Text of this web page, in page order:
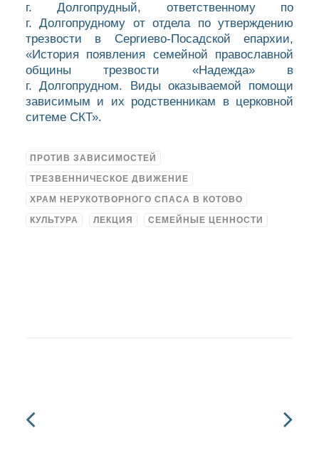
г. Долгопрудный, ответственному по
г. Долгопрудному от отдела по утверждению
трезвости в Сергиево-Посадской епархии,
«История появления семейной православной
общины трезвости «Надежда» в
г. Долгопрудном. Виды оказываемой помощи
зависимым и их родственникам в церковной
ситеме СКТ».
ПРОТИВ ЗАВИСИМОСТЕЙ
ТРЕЗВЕННИЧЕСКОЕ ДВИЖЕНИЕ
ХРАМ НЕРУКОТВОРНОГО СПАСА В КОТОВО
КУЛЬТУРА ЛЕКЦИЯ СЕМЕЙНЫЕ ЦЕННОСТИ